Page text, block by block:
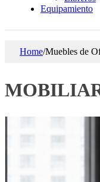
Equipamiento
Home/Muebles de